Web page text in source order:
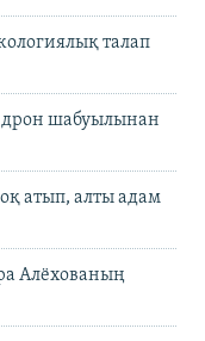
талап
дрон шабуылынан
атып, алты адам
Алёхованың